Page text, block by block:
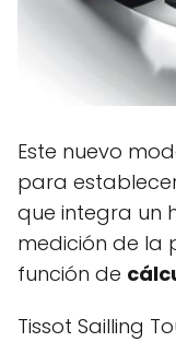
Este nuevo
para
que integra un
medición de la
función de
Tissot Sailling